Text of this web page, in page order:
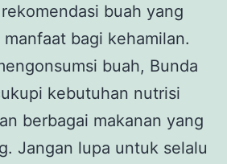
buah yang
bagi kehamilan.
buah, Bunda
kebutuhan nutrisi
berbagai makanan yang
Jangan lupa untuk selalu